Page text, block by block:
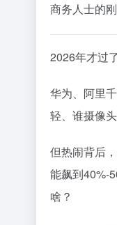
商务人士的
2026年才过
华为、阿里
轻、谁摄像
但热闹背后
能飙到40%-
啥？